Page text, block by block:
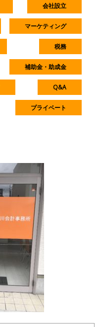
会社設立
マーケティング
税務
補助金・助成金
Q&A
プライベート